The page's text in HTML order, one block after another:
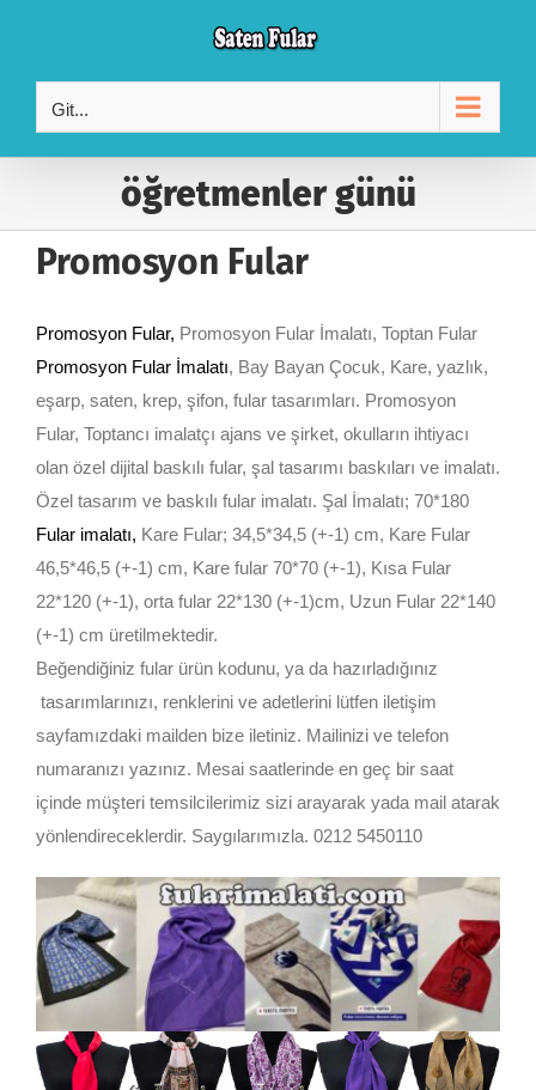
content
Git...
öğretmenler günü
Promosyon Fular
Promosyon Fular, Promosyon Fular İmalatı, Toptan Fular
Promosyon Fular İmalatı, Bay Bayan Çocuk, Kare, yazlık,
eşarp, saten, krep, şifon, fular tasarımları. Promosyon
Fular, Toptancı imalatçı ajans ve şirket, okulların ihtiyacı
olan özel dijital baskılı fular, şal tasarımı baskıları ve imalatı.
Özel tasarım ve baskılı fular imalatı. Şal İmalatı; 70*180
Fular imalatı, Kare Fular; 34,5*34,5 (+-1) cm, Kare Fular
46,5*46,5 (+-1) cm, Kare fular 70*70 (+-1), Kısa Fular
22*120 (+-1), orta fular 22*130 (+-1)cm, Uzun Fular 22*140
(+-1) cm üretilmektedir.
Beğendiğiniz fular ürün kodunu, ya da hazırladığınız
tasarımlarınızı, renklerini ve adetlerini lütfen iletişim
sayfamızdaki mailden bize iletiniz. Mailinizi ve telefon
numaranızı yazınız. Mesai saatlerinde en geç bir saat
içinde müşteri temsilcilerimiz sizi arayarak yada mail atarak
yönlendireceklerdir. Saygılarımızla. 0212 5450110